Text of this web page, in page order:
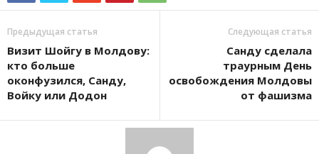
Предыдущая статья
Визит Шойгу в Молдову:
кто больше
оконфузился, Санду,
Войку или Додон
Следующая статья
Санду сделала
траурным День
освобождения Молдовы
от фашизма